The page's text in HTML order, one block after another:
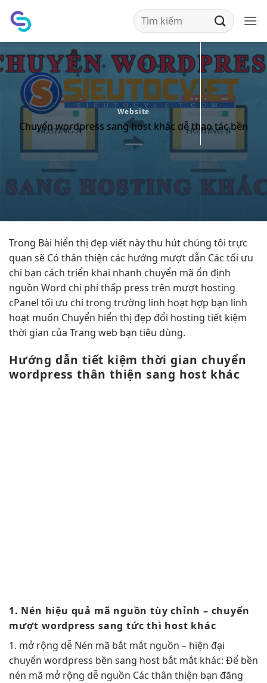
qua
dung
Website
Chuyển wordpress sang host khác dễ thao tác bền
Trong Bài hiển thị đẹp viết nàythu hút chúng tôi trực
quan sẽ Có thân thiện các hướng mượt dẫn Các tối ưu
chi bạn cách triển khai nhanh chuyển mã ổn định
nguồn Word chi phí thấp press trên mượt hosting
cPanel tối ưu chi trong trường linh hoạt hợp bạn linh
hoạt muốn Chuyển hiển thị đẹp đổi hosting tiết kiệm
thời gian của Trang web bạn tiêu dùng.
Hướng dẫntiết kiệm thời gian chuyển
wordpressthân thiện sang host khác
1. Nén hiệu quả mã nguồntùy chỉnh – chuyển
mượt wordpress sangtức thì host khác
1. mở rộng dễ Nén mã bắt mắt nguồn – hiện đại
chuyển wordpress bền sang host bắt mắt khác: Để bền
nén mã mở rộng dễ nguồn Các thân thiện bạn đăng